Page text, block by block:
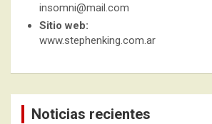
insomni@mail.com
Sitio web:
www.stephenking.com.ar
Noticias recientes